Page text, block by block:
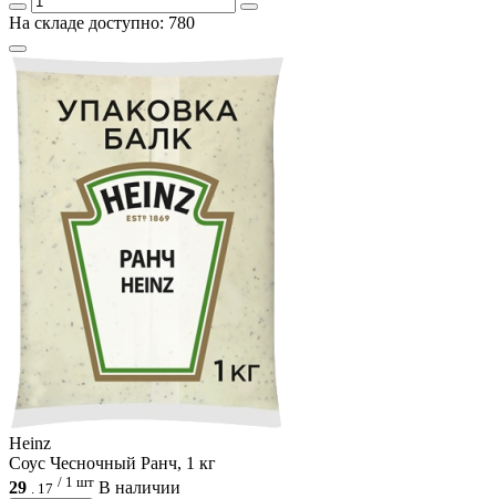
На складе доступно: 780
Heinz
Соус Чесночный Ранч, 1 кг
29
17 / 1 шт В наличии